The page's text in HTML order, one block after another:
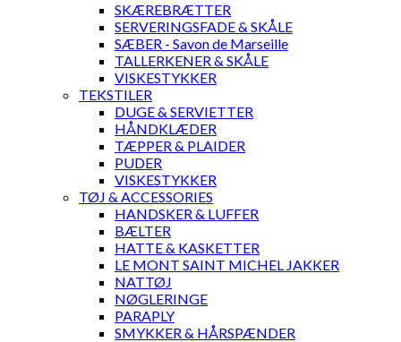
SKÆREBRÆTTER
SERVERINGSFADE & SKÅLE
SÆBER - Savon de Marseille
TALLERKENER & SKÅLE
VISKESTYKKER
TEKSTILER
DUGE & SERVIETTER
HÅNDKLÆDER
TÆPPER & PLAIDER
PUDER
VISKESTYKKER
TØJ & ACCESSORIES
HANDSKER & LUFFER
BÆLTER
HATTE & KASKETTER
LE MONT SAINT MICHEL JAKKER
NATTØJ
NØGLERINGE
PARAPLY
SMYKKER & HÅRSPÆNDER